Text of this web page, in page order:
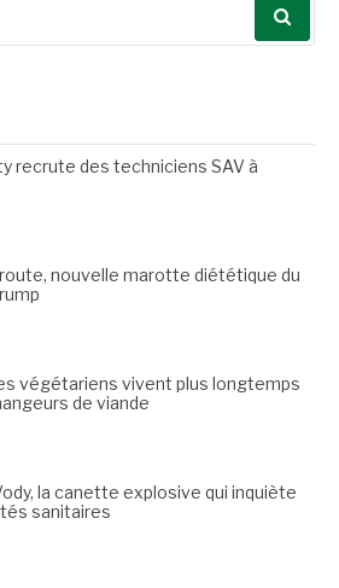
recrute des techniciens SAV à
nouvelle marotte diététique du
végétariens vivent plus longtemps
de viande
la canette explosive qui inquiète
sanitaires